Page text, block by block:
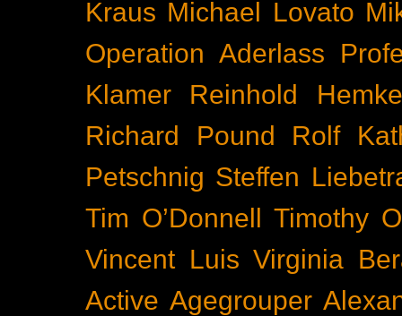
Kraus Michael Lovato
Operation Aderlass
Klamer
Reinhold
Richard Pound
Rolf
Petschnig Steffen
Tim O’Donnell Timothy
Vincent Luis Virginia
Active Agegrouper